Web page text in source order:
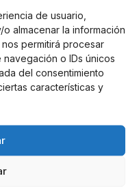
de usuario,
almacenar la información
permitirá procesar
o IDs únicos
del consentimiento
características y
es de extrañar que
de aumentar
Centenares de
idea, en los 6
de Málaga, han
del 192%,
cada uno de
y miles de